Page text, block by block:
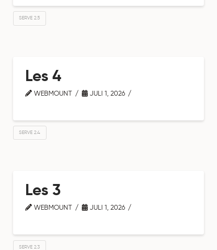
SERVE 2.5
Les 4
WEBMOUNT JULI 1, 2026
SERVE 2.4
Les 3
WEBMOUNT JULI 1, 2026
SERVE 2.3